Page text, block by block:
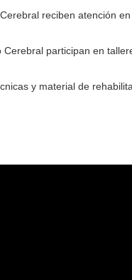
reciben atención
participan en
y material de